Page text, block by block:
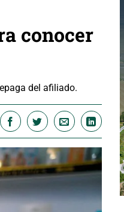
conocer
del afiliado.